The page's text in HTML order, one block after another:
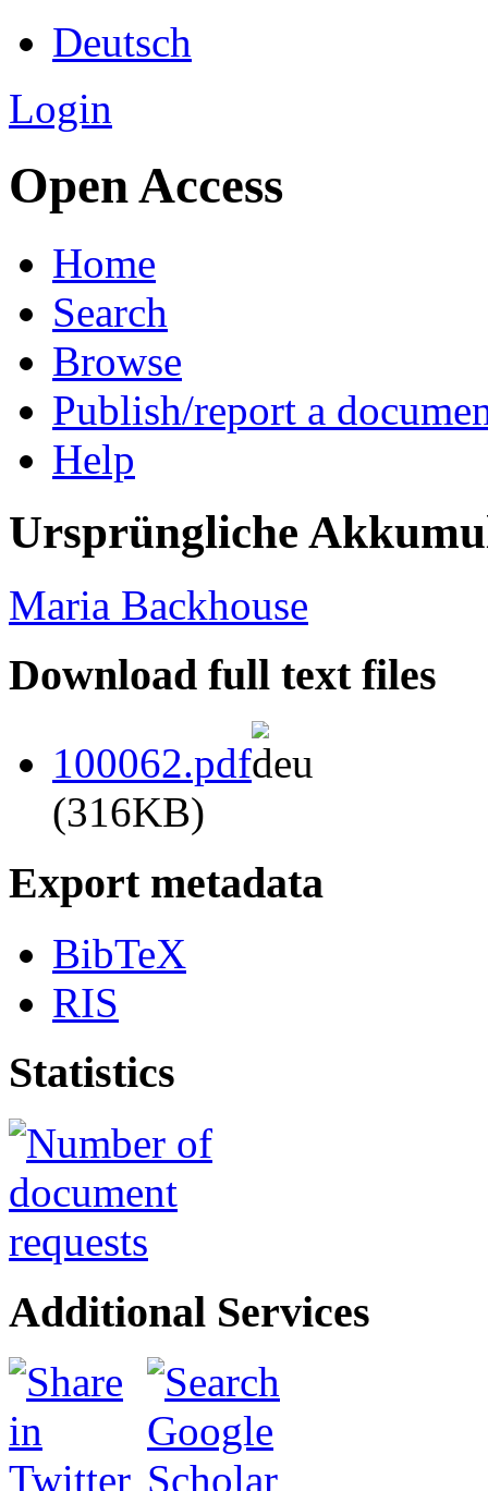
Deutsch
Login
Open Access
Home
Search
Browse
Publish/report a
Help
Ursprüngliche
Maria Backhouse
Download full text files
100062.pdf
(316KB)
Export metadata
BibTeX
RIS
Statistics
Additional Services